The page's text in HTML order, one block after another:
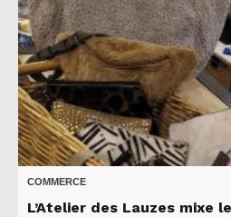
COMMERCE
L’Atelier des Lauzes mixe